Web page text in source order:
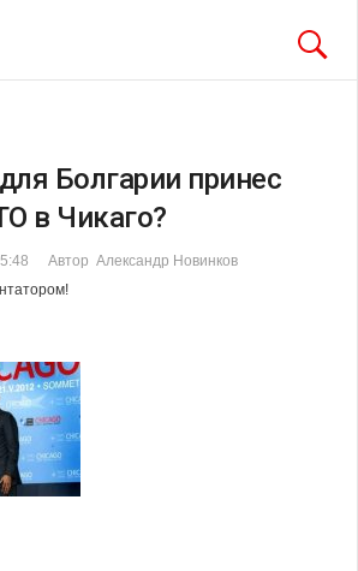
Болгарии принес
в Чикаго?
Автор Александр Новинков